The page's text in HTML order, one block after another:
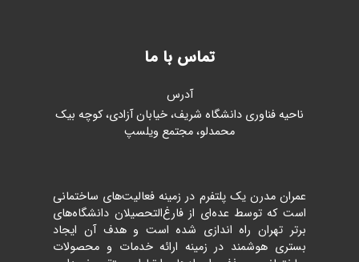
تماس با ما
آدرس
ناحیه فناوری دانشگاه شریف، خیابان آزادی، کوچه بیک
محمدلو، مجتمع ویلسپ
عمران مدرن یک پلتفرم در زمینه فعالیت‌های ساختمانی
است که توسط عده‌ای از فارغ‌التحصیلان دانشگاه‌های
برتر تهران راه اندازی شده است و هدف آن ایجاد
بستری هوشمند در زمینه ارائه خدمات و محصولات